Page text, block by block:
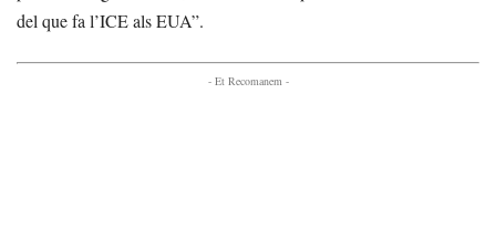
del que fa l’ICE als EUA”.
- Et Recomanem -